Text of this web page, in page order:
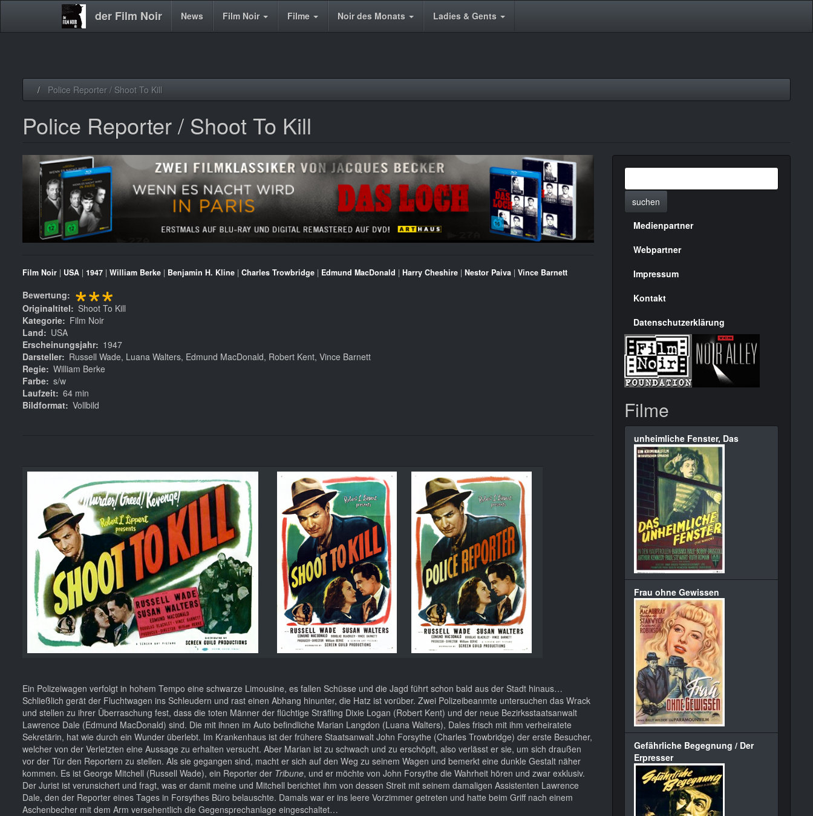
der Film Noir
Main News Film Noir Filme Noir des Monats Ladies & Gents
Police Reporter / Shoot To Kill
Police Reporter / Shoot To Kill
Film Noir | USA | 1947 | William Berke | Benjamin H. Kline | Charles Trowbridge | Edmund MacDonald | Harry Cheshire | Nestor Paiva | Vince Barnett
Bewertung ***
Originaltitel
Shoot To Kill
Kategorie
Film Noir
Land
USA
Erscheinungsjahr
1947
Darsteller
Russell Wade, Luana Walters, Edmund MacDonald, Robert Kent, Vince Barnett
Regie William Berke
Farbe s/w
Laufzeit 64 min
Bildformat Vollbild
Ein Polizeiwagen verfolgt in hohem Tempo eine schwarze Limousine, es fallen Schüsse und die Jagd führt schon bald aus der Stadt hinaus…
Schließlich gerät der Fluchtwagen ins Schleudern und rast einen Abhang hinunter, die Hatz ist vorüber. Zwei Polizeibeanmte untersuchen das Wrack
und stellen zu ihrer Überraschung fest, dass die toten Männer der flüchtige Sträfling Dixie Logan (Robert Kent) und der neue Bezirksstaatsanwalt
Lawrence Dale (Edmund MacDonald) sind. Die mit ihnen im Auto befindliche Marian Langdon (Luana Walters), Dales frisch mit ihm verheiratete
Sekretärin, hat wie durch ein Wunder überlebt. Im Krankenhaus ist der frühere Staatsanwalt John Forsythe (Charles Trowbridge) der erste Besucher,
welcher von der Verletzten eine Aussage zu erhalten versucht. Aber Marian ist zu schwach und zu erschöpft, also verlässt er sie, um sich draußen
vor der Tür den Reportern zu stellen. Als sie gegangen sind, macht er sich auf den Weg zu seinem Wagen und bemerkt eine dunkle Gestalt näher
kommen. Es ist George Mitchell (Russell Wade), ein Reporter der Tribune, und er möchte von John Forsythe die Wahrheit hören und zwar exklusiv.
Der Jurist ist verunsichert und fragt, was er damit meine und Mitchell berichtet ihm von dessen Streit mit seinem damaligen Assistenten Lawrence
Dale, den der Reporter eines Tages in Forsythes Büro belauschte. Damals war er ins leere Vorzimmer getreten und hatte beim Griff nach einem
Aschenbecher mit dem Arm versehentlich die Gegensprechanlage eingeschaltet…
suchen
Menülinks
rechte
Seite
Medienpartner
Webpartner
Impressum
Kontakt
Datenschutzerklärung
Filme
unheimliche Fenster, Das
Frau ohne Gewissen
Gefährliche Begegnung / Der
Erpresser